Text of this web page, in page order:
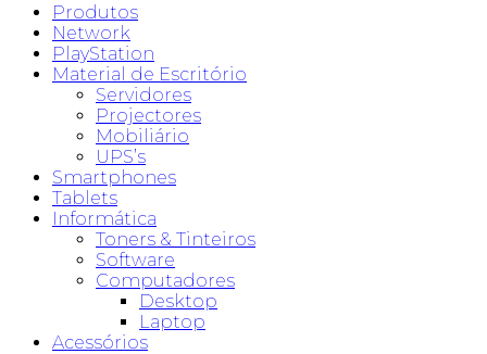
Produtos
Network
PlayStation
Material de Escritório
Servidores
Projectores
Mobiliário
UPS’s
Smartphones
Tablets
Informática
Toners & Tinteiros
Software
Computadores
Desktop
Laptop
Acessórios